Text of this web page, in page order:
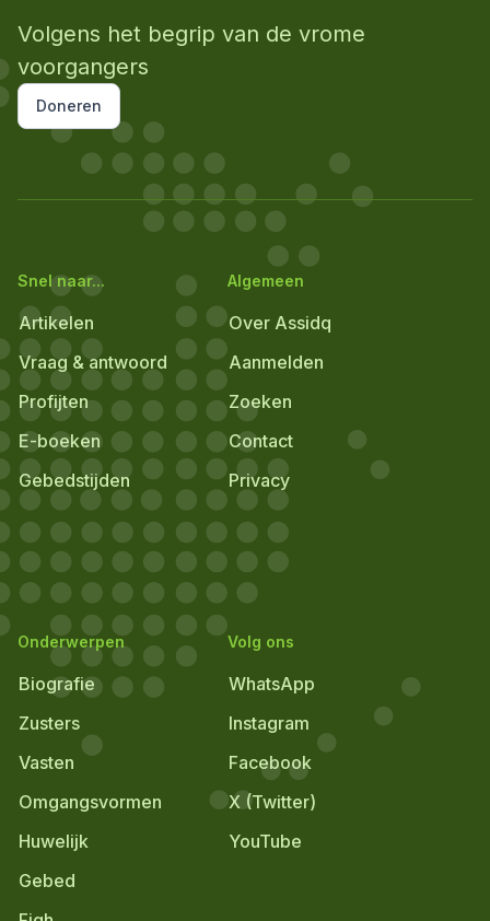
Volgens het begrip van de vrome
voorgangers
Doneren
Snel naar...
Artikelen
Vraag & antwoord
Profijten
E-boeken
Gebedstijden
Algemeen
Over Assidq
Aanmelden
Zoeken
Contact
Privacy
Onderwerpen
Biografie
Zusters
Vasten
Omgangsvormen
Huwelijk
Gebed
Volg ons
WhatsApp
Instagram
Facebook
X (Twitter)
YouTube